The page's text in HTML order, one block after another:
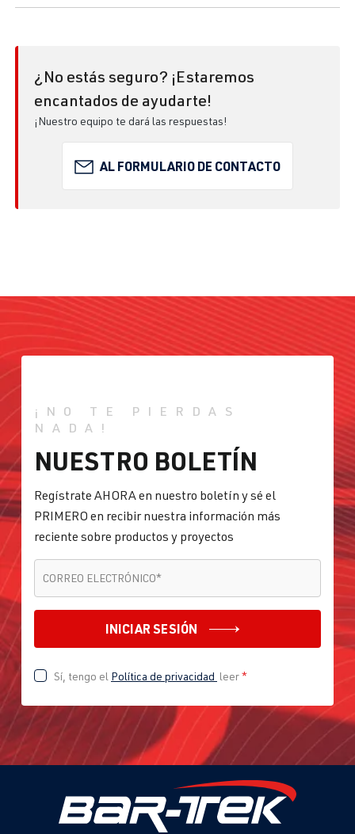
¿No estás seguro? ¡Estaremos
encantados de ayudarte!
¡Nuestro equipo te dará las respuestas!
AL FORMULARIO DE CONTACTO
¡NO TE PIERDAS
NADA!
NUESTRO BOLETÍN
Regístrate AHORA en nuestro boletín y sé el
PRIMERO en recibir nuestra información más
reciente sobre productos y proyectos
CORREO ELECTRÓNICO*
INICIAR SESIÓN
Sí, tengo el Política de privacidad leer*